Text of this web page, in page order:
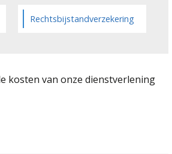
Rechtsbijstandverzekering
kosten van onze dienstverlening